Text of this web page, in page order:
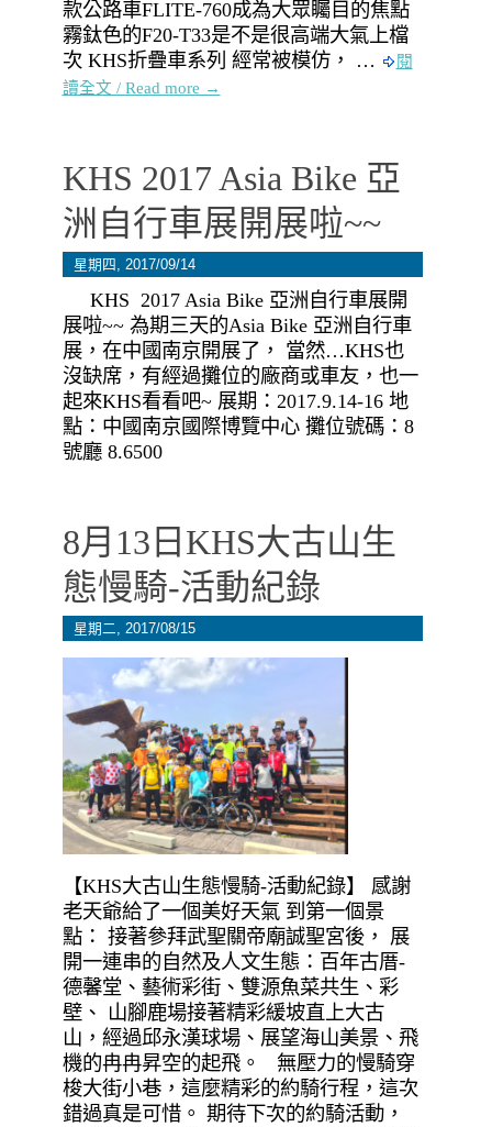
款公路車FLITE-760成為大眾矚目的焦點
霧鈦色的F20-T33是不是很高端大氣上檔
次 KHS折疊車系列 經常被模仿， …
閱
讀全文 / Read more →
KHS 2017 Asia Bike 亞
洲自行車展開展啦~~
星期四, 2017/09/14
KHS 2017 Asia Bike 亞洲自行車展開
展啦~~ 為期三天的Asia Bike 亞洲自行車
展，在中國南京開展了， 當然…KHS也
沒缺席，有經過攤位的廠商或車友，也一
起來KHS看看吧~ 展期：2017.9.14-16 地
點：中國南京國際博覽中心 攤位號碼：8
號廳 8.6500
8月13日KHS大古山生
態慢騎-活動紀錄
星期二, 2017/08/15
【KHS大古山生態慢騎-活動紀錄】 感謝
老天爺給了一個美好天氣 到第一個景
點： 接著參拜武聖關帝廟誠聖宮後， 展
開一連串的自然及人文生態：百年古厝-
德馨堂、藝術彩街、雙源魚菜共生、彩
壁、 山腳鹿場接著精彩緩坡直上大古
山，經過邱永漢球場、展望海山美景、飛
機的冉冉昇空的起飛。 無壓力的慢騎穿
梭大街小巷，這麼精彩的約騎行程，這次
錯過真是可惜。 期待下次的約騎活動，